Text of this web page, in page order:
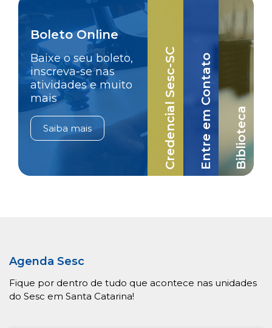
Boleto Online
Baixe o seu boleto,
inscreva-se nas
atividades e muito
mais
Saiba mais Credencial Sesc-SC Entre em Contato Biblioteca
Agenda Sesc
Fique por dentro de tudo que acontece nas unidades
do Sesc em Santa Catarina!